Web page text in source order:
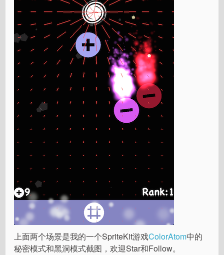
上面两个场景是我的一个SpriteKit游戏ColorAtom中的
秘密模式和黑洞模式截图，欢迎Star和Follow。